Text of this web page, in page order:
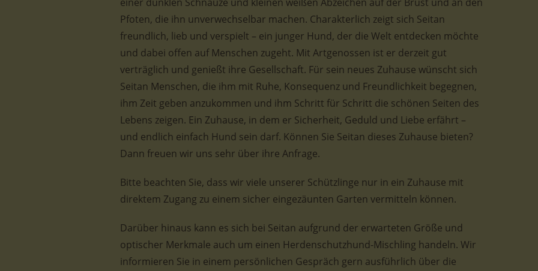
Pfoten, die ihn unverwechselbar machen. Charakterlich zeigt sich Seitan
freundlich, lieb und verspielt – ein junger Hund, der die Welt entdecken möchte
und dabei offen auf Menschen zugeht. Mit Artgenossen ist er derzeit gut
verträglich und genießt ihre Gesellschaft. Für sein neues Zuhause wünscht sich
Seitan Menschen, die ihm mit Ruhe, Konsequenz und Freundlichkeit begegnen,
ihm Zeit geben anzukommen und ihm Schritt für Schritt die schönen Seiten des
Lebens zeigen. Ein Zuhause, in dem er Sicherheit, Geduld und Liebe erfährt –
und endlich einfach Hund sein darf. Können Sie Seitan dieses Zuhause bieten?
Dann freuen wir uns sehr über ihre Anfrage.
Bitte beachten Sie, dass wir viele unserer Schützlinge nur in ein Zuhause mit
direktem Zugang zu einem sicher eingezäunten Garten vermitteln können.
Darüber hinaus kann es sich bei Seitan aufgrund der erwarteten Größe und
optischer Merkmale auch um einen Herdenschutzhund-Mischling handeln. Wir
informieren Sie in einem persönlichen Gespräch gern ausführlich über die